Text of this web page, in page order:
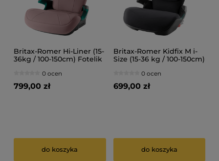
Britax-Romer Hi-Liner (15-
36kg / 100-150cm) Fotelik
0 ocen
799,00 zł
do koszyka
Britax-Romer Kidfix M i-
Size (15-36 kg / 100-150cm)
0 ocen
699,00 zł
do koszyka